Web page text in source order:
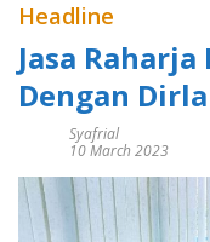
Headline
Jasa
Dengan
Syafrial
10 March 2023